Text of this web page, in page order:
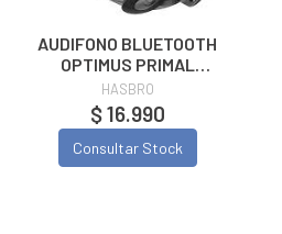
AUDIFONO BLUETOOTH
OPTIMUS PRIMAL
TRANSFORMERS TF-
T07
HASBRO
$ 16.990
Consultar Stock